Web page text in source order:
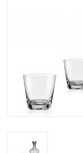
Bar & Wein